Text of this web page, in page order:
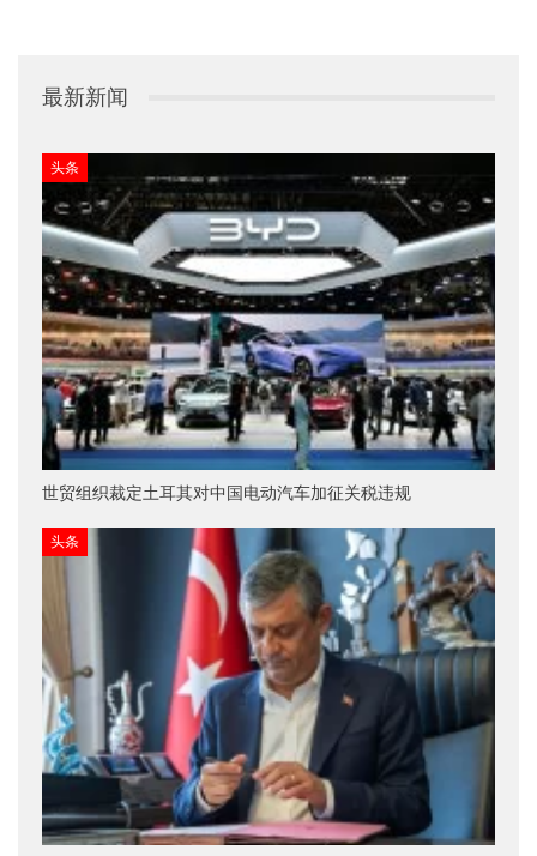
最新新闻
头条
世贸组织裁定土耳其对中国电动汽车加征关税违规
头条